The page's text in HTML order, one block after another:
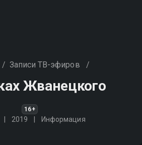
/ Записи ТВ-эфиров /
Жванецкого
16+
2019 Информация